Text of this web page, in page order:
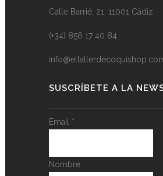
Calle Barrié, 21, 11001 Cádiz
(+34) 856 17 40 84
SUSCRÍBETE A LA
Email *
Nombre